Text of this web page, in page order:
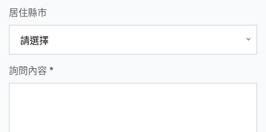
居住縣市
請選擇
詢問內容 *